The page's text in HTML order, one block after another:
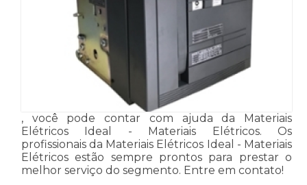
, você pode contar com ajuda da Materiais
Elétricos Ideal - Materiais Elétricos. Os
profissionais da Materiais Elétricos Ideal - Materiais
Elétricos estão sempre prontos para prestar o
melhor serviço do segmento. Entre em contato!